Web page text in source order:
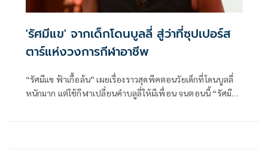
'รัศมีแข' จากเด็กโดนบูลลี่ สู่ว่าที่ซุปเปอร์ส
ตาร์แห่งวงการกีฬาอาชีพ
“รัศมีแข ฟ้าเกื้อล้น” เผยเรื่องราวสุดพีคตอนวัยเด็กที่โดนบูลลี่
หนักมาก แต่ใช้กีฬาเปลี่ยนคำบลูลี่ให้มีเพื่อน จนตอนนี้ “รัศมี